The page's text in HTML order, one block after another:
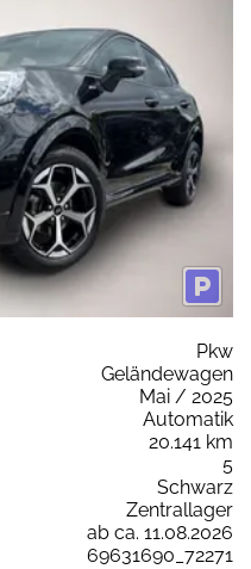
Pkw
Geländewagen
Mai / 2025
Automatik
20.141 km
5
Schwarz
Zentrallager
ab ca. 11.08.2026
69631690_72271